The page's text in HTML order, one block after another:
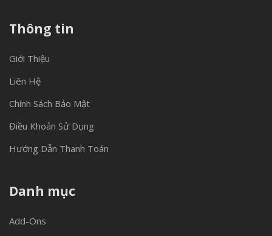
Thông tin
Giới Thiệu
Liên Hệ
Chính Sách Bảo Mật
Điều Khoản Sử Dụng
Hướng Dẫn Thanh Toán
Danh mục
Add-Ons